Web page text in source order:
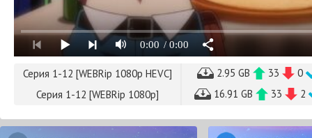
0:00 / 0:00
Серия 1-12 [WEBRip 1080p HEVC] 2.95 GB 33
0
Серия 1-12 [WEBRip 1080p]
16.91 GB 33 2